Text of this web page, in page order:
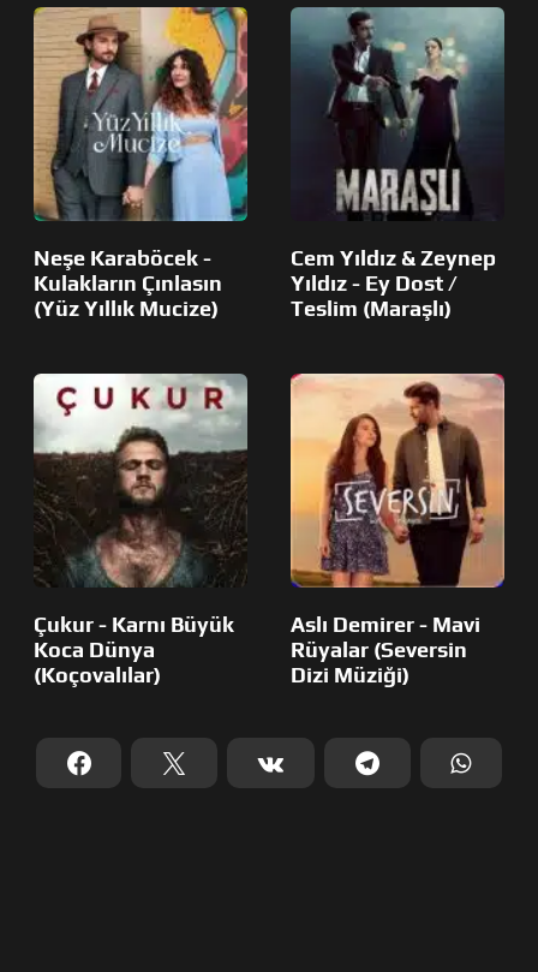
Neşe Karaböcek -
Kulakların Çınlasın
(Yüz Yıllık Mucize)
Cem Yıldız & Zeynep
Yıldız - Ey Dost /
Teslim (Maraşlı)
Çukur - Karnı Büyük
Koca Dünya
(Koçovalılar)
Aslı Demirer - Mavi
Rüyalar (Seversin
Dizi Müziği)